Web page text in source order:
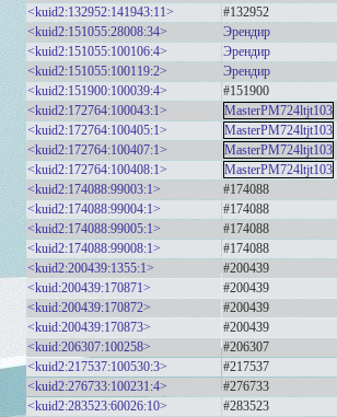
<kuid2:132952:141943:11>
#132952
<kuid2:151055:28008:34>
Эрендир
<kuid2:151055:100106:4>
Эрендир
<kuid2:151055:100119:2>
Эрендир
<kuid2:151900:100039:4>
#151900
<kuid2:172764:100043:1>
MasterPM724ltjt103
<kuid2:172764:100405:1>
MasterPM724ltjt103
<kuid2:172764:100407:1>
MasterPM724ltjt103
<kuid2:172764:100408:1>
MasterPM724ltjt103
<kuid2:174088:99003:1>
#174088
<kuid2:174088:99004:1>
#174088
<kuid2:174088:99005:1>
#174088
<kuid2:174088:99008:1>
#174088
<kuid2:200439:1355:1>
#200439
<kuid:200439:170871>
#200439
<kuid:200439:170872>
#200439
<kuid:200439:170873>
#200439
<kuid:206307:100258>
#206307
<kuid2:217537:100530:3>
#217537
<kuid2:276733:100231:4>
#276733
<kuid2:283523:60026:10>
#283523